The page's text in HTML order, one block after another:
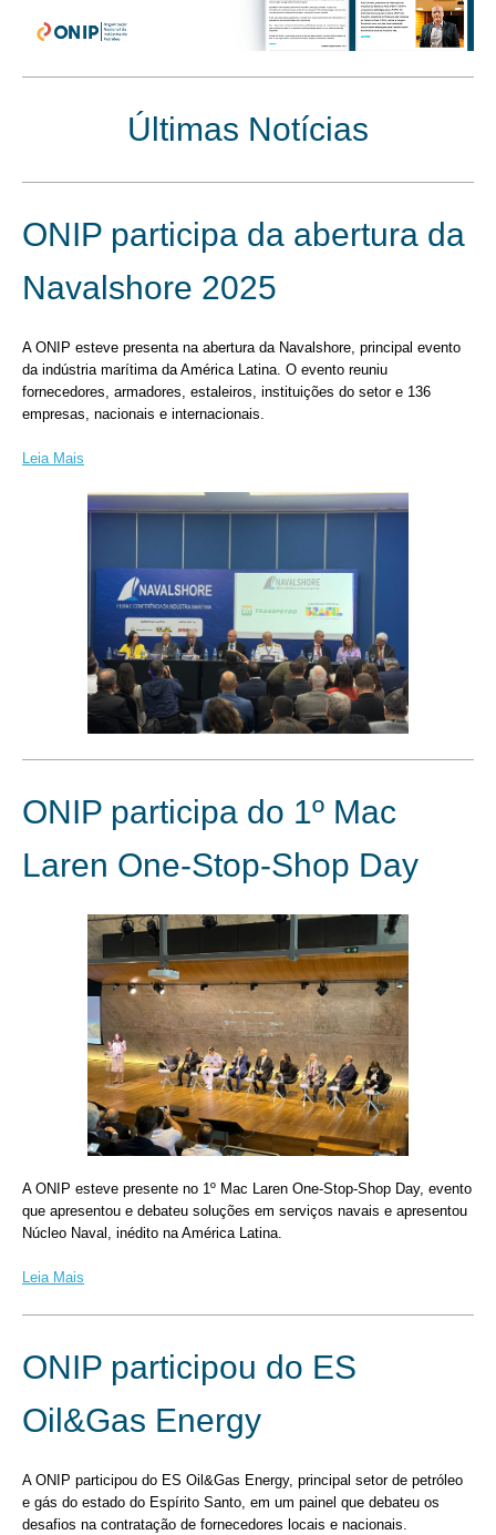
Últimas Notícias
ONIP participa da abertura da
Navalshore 2025
A ONIP esteve presenta na abertura da Navalshore, principal evento
da indústria marítima da América Latina. O evento reuniu
fornecedores, armadores, estaleiros, instituições do setor e 136
empresas, nacionais e internacionais.
Leia Mais
ONIP participa do 1º Mac
Laren One-Stop-Shop Day
A ONIP esteve presente no 1º Mac Laren One-Stop-Shop Day, evento
que apresentou e debateu soluções em serviços navais e apresentou
Núcleo Naval, inédito na América Latina.
Leia Mais
ONIP participou do ES
Oil&Gas Energy
A ONIP participou do ES Oil&Gas Energy, principal setor de petróleo
e gás do estado do Espírito Santo, em um painel que debateu os
desafios na contratação de fornecedores locais e nacionais.